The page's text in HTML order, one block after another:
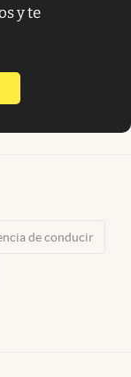
y te
en nueva pestaña
de conducir